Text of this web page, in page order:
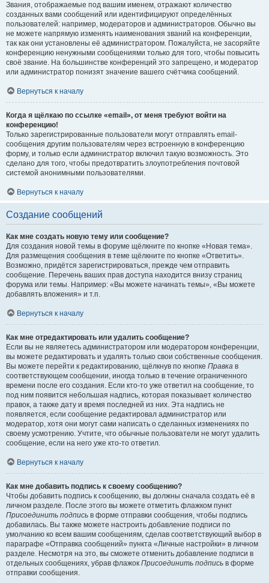
Звания, отображаемые под вашим именем, отражают количество
созданных вами сообщений или идентифицируют определённых
пользователей: например, модераторов и администраторов. Обычно вы
не можете напрямую изменять наименования званий на конференции,
так как они установлены её администратором. Пожалуйста, не засоряйте
конференцию ненужными сообщениями только для того, чтобы повысить
своё звание. На большинстве конференций это запрещено, и модератор
или администратор понизят значение вашего счётчика сообщений.
Вернуться к началу
Когда я щёлкаю по ссылке «email», от меня требуют войти на
конференцию!
Только зарегистрированные пользователи могут отправлять email-
сообщения другим пользователям через встроенную в конференцию
форму, и только если администратор включил такую возможность. Это
сделано для того, чтобы предотвратить злоупотребления почтовой
системой анонимными пользователями.
Вернуться к началу
Создание сообщений
Как мне создать новую тему или сообщение?
Для создания новой темы в форуме щёлкните по кнопке «Новая тема».
Для размещения сообщения в теме щёлкните по кнопке «Ответить».
Возможно, придётся зарегистрироваться, прежде чем отправить
сообщение. Перечень ваших прав доступа находится внизу страниц
форума или темы. Например: «Вы можете начинать темы», «Вы можете
добавлять вложения» и т.п.
Вернуться к началу
Как мне отредактировать или удалить сообщение?
Если вы не являетесь администратором или модератором конференции,
вы можете редактировать и удалять только свои собственные сообщения.
Вы можете перейти к редактированию, щёлкнув по кнопке Правка в
соответствующем сообщении, иногда только в течение ограниченного
времени после его создания. Если кто-то уже ответил на сообщение, то
под ним появится небольшая надпись, которая показывает количество
правок, а также дату и время последней из них. Эта надпись не
появляется, если сообщение редактировал администратор или
модератор, хотя они могут сами написать о сделанных изменениях по
своему усмотрению. Учтите, что обычные пользователи не могут удалить
сообщение, если на него уже кто-то ответил.
Вернуться к началу
Как мне добавить подпись к своему сообщению?
Чтобы добавить подпись к сообщению, вы должны сначала создать её в
личном разделе. После этого вы можете отметить флажком пункт
Присоединить подпись в форме отправки сообщения, чтобы подпись
добавилась. Вы также можете настроить добавление подписи по
умолчанию ко всем вашим сообщениям, сделав соответствующий выбор в
параграфе «Отправка сообщений» пункта «Личные настройки» в личном
разделе. Несмотря на это, вы сможете отменить добавление подписи в
отдельных сообщениях, убрав флажок Присоединить подпись в форме
отправки сообщения.